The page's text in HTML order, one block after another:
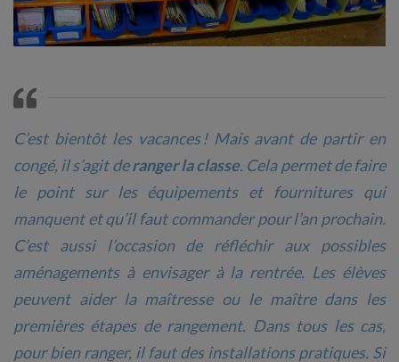
C’est bientôt les vacances ! Mais avant de partir en
congé, il s’agit deranger la classe. Cela permet de faire
le point sur les équipements et fournitures qui
manquent et qu’il faut commander pour l’an prochain.
C’est aussi l’occasion de réfléchir aux possibles
aménagements à envisager à la rentrée. Les élèves
peuvent aider la maîtresse ou le maître dans les
premières étapes de rangement. Dans tous les cas,
pour bien ranger, il faut des installations pratiques. Si